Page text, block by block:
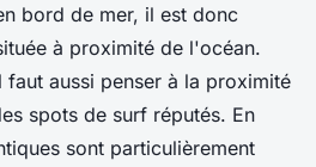
bord de mer, il est donc
à proximité de l'océan.
faut aussi penser à la proximité
spots de surf réputés. En
sont particulièrement